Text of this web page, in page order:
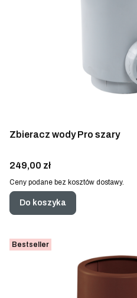
Zbieracz wody Pro szary
Cena
249,00 zł
Ceny podane bez kosztów dostawy.
Do koszyka
Bestseller